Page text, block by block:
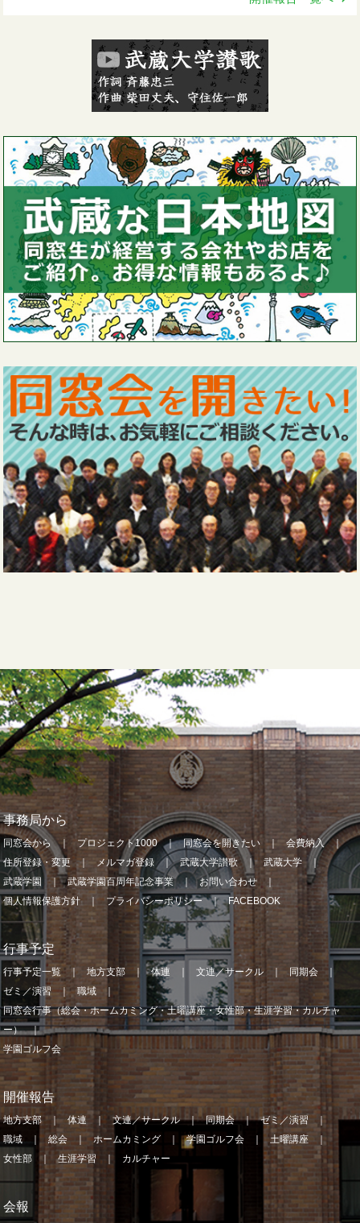
事務局から
同窓会から プロジェクト1000 同窓会を開きたい
会費納入
住所登録・変更
メルマガ登録 武蔵大学讃歌
武蔵大学
武蔵学園
武蔵学園百周年記念事業
お問い合わせ
個人情報保護方針
プライバシーポリシー FACEBOOK
行事予定
行事予定一覧 地方支部 体連 文連／サークル
同期会
ゼミ／演習
職域
同窓会行事（総会・ホームカミング・土曜講座・女性部・生涯学習・カルチャ
ー）
学園ゴルフ会
開催報告
地方支部 体連 文連／サークル 同期会
ゼミ／演習
職域
総会 ホームカミング 学園ゴルフ会
土曜講座
女性部
生涯学習 カルチャー
会報